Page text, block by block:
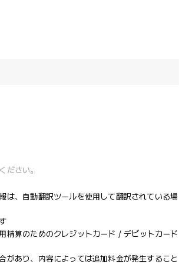
ださい。
は、自動翻訳ツールを使用して翻訳されている場
精算のためのクレジットカード / デビットカード
があり、内容によっては追加料金が発生すること